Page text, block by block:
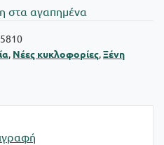
στα αγαπημένα
Νέες κυκλοφορίες Ξένη